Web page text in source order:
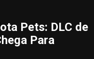
Pets: DLC de
Para